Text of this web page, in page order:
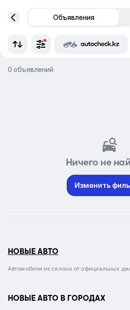
Объявления
0 объявлений
Ничего не
Изменить
НОВЫЕ АВТО
Автомобили из салона от официальных
НОВЫЕ АВТО В ГОРОДАХ